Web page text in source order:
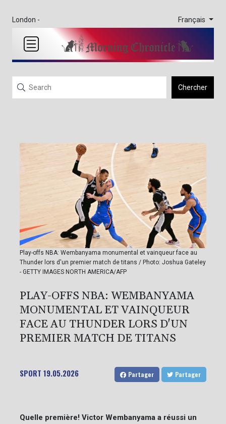
London - Français
Chercher
Play-offs NBA: Wembanyama monumental et vainqueur face au
Thunder lors d'un premier match de titans / Photo: Joshua Gateley
- GETTY IMAGES NORTH AMERICA/AFP
PLAY-OFFS NBA: WEMBANYAMA
MONUMENTAL ET VAINQUEUR
FACE AU THUNDER LORS D'UN
PREMIER MATCH DE TITANS
SPORT 19.05.2026 Partager Partager
Quelle première! Victor Wembanyama a réussi un